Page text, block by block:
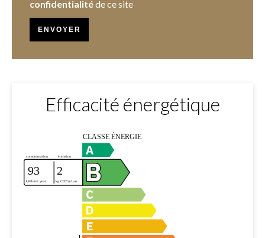
confidentialitéde ce site
ENVOYER
Efficacité énergétique